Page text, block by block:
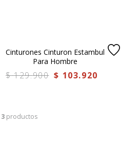
Cinturones Cinturon Estambul
Para Hombre
$ 129.900 $ 103.920
3productos